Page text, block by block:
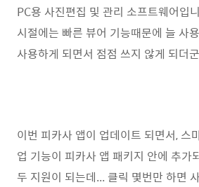
PC용 사진편집 및 관리 소프트웨어입
시절에는 빠른 뷰어 기능때문에 늘 사
사용하게 되면서 점점 쓰지 않게 되더
이번 피카사 앱이 업데이트 되면서, 스
업 기능이 피카사 앱 패키지 안에 추가
두 지원이 되는데... 클릭 몇번만 하면